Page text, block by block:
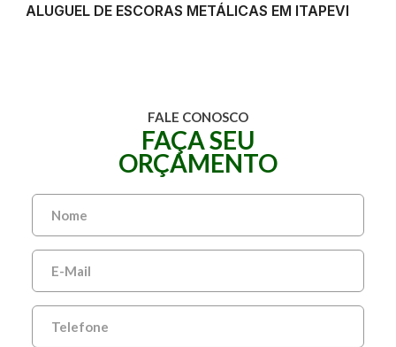
ALUGUEL DE ESCORAS METÁLICAS EM ITAPEVI
FALE CONOSCO
FAÇA SEU
ORÇAMENTO